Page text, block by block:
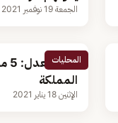
الجمعة 19 نوفمبر 2021
المحليات
المملكة
الإثنين 18 يناير 2021